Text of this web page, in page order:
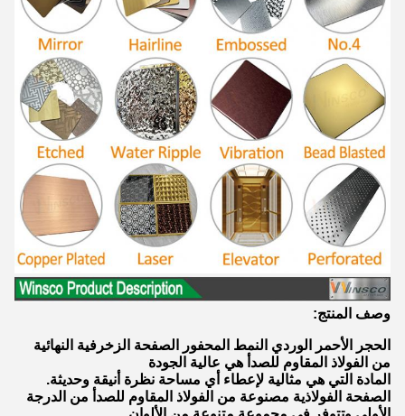
وصف المنتج:
الحجر الأحمر الوردي النمط المحفور الصفحة الزخرفية النهائية
من الفولاذ المقاوم للصدأ هي عالية الجودة
المادة التي هي مثالية لإعطاء أي مساحة نظرة أنيقة وحديثة.
الصفحة الفولاذية مصنوعة من الفولاذ المقاوم للصدأ من الدرجة